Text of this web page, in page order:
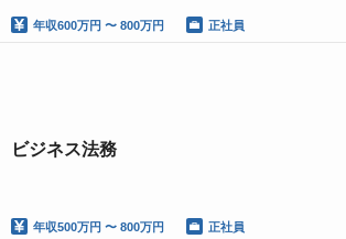
年収600万円 〜 800万円 正社員
ビジネス法務
年収500万円 〜 800万円 正社員